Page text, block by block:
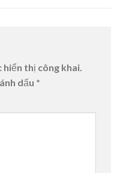
thị công khai.
dấu *